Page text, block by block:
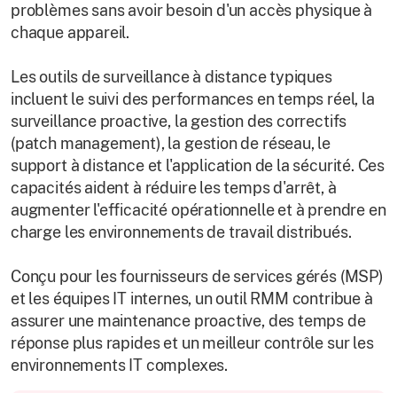
problèmes sans avoir besoin d'un accès physique à
chaque appareil.
Les outils de surveillance à distance typiques
incluent le suivi des performances en temps réel, la
surveillance proactive, la gestion des correctifs
(patch management), la gestion de réseau, le
support à distance et l'application de la sécurité. Ces
capacités aident à réduire les temps d'arrêt, à
augmenter l'efficacité opérationnelle et à prendre en
charge les environnements de travail distribués.
Conçu pour les fournisseurs de services gérés (MSP)
et les équipes IT internes, un outil RMM contribue à
assurer une maintenance proactive, des temps de
réponse plus rapides et un meilleur contrôle sur les
environnements IT complexes.